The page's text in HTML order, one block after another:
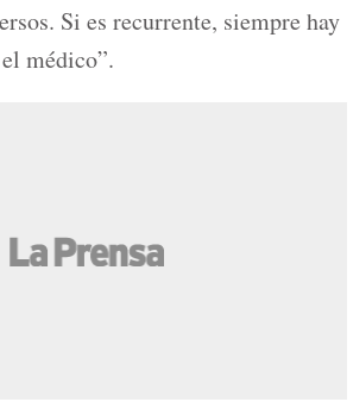
Si es recurrente, siempre hay
médico”.